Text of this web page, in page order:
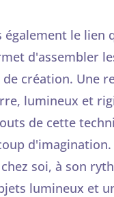
également le
d'assembler
création. Une
lumineux et
de cette
soi, à son
lumineux et